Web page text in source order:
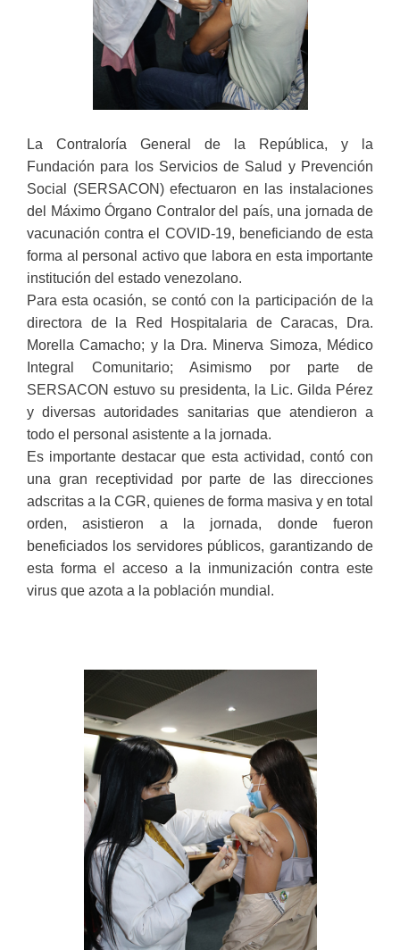
La Contraloría General de la República, y la
Fundación para los Servicios de Salud y Prevención
Social (SERSACON) efectuaron en las instalaciones
del Máximo Órgano Contralor del país, una jornada de
vacunación contra el COVID-19, beneficiando de esta
forma al personal activo que labora en esta importante
institución del estado venezolano.
Para esta ocasión, se contó con la participación de la
directora de la Red Hospitalaria de Caracas, Dra.
Morella Camacho; y la Dra. Minerva Simoza, Médico
Integral Comunitario; Asimismo por parte de
SERSACON estuvo su presidenta, la Lic. Gilda Pérez
y diversas autoridades sanitarias que atendieron a
todo el personal asistente a la jornada.
Es importante destacar que esta actividad, contó con
una gran receptividad por parte de las direcciones
adscritas a la CGR, quienes de forma masiva y en total
orden, asistieron a la jornada, donde fueron
beneficiados los servidores públicos, garantizando de
esta forma el acceso a la inmunización contra este
virus que azota a la población mundial.